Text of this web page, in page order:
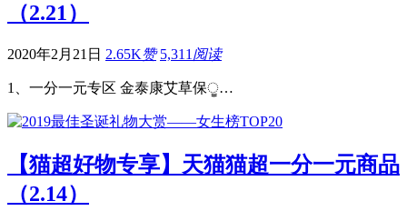
（2.21）
2020年2月21日 2.65K赞 5,311 阅读
1、一分一元专区 金泰康艾草保ੂ…
【猫超好物专享】天猫猫超一分一元商品
（2.14）